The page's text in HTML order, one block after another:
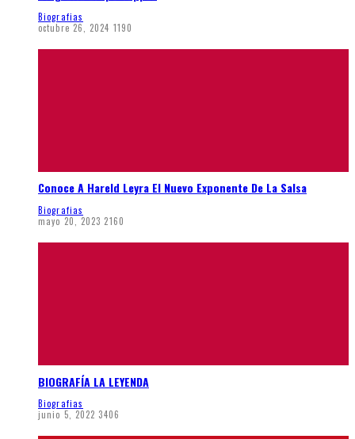
Biografias
octubre 26, 2024 1190
Conoce A Hareld Leyra El Nuevo Exponente De La Salsa
Biografias
mayo 20, 2023 2160
BIOGRAFÍA LA LEYENDA
Biografias
junio 5, 2022 3406